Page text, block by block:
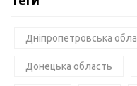
Дніпропетровська
Донецька область